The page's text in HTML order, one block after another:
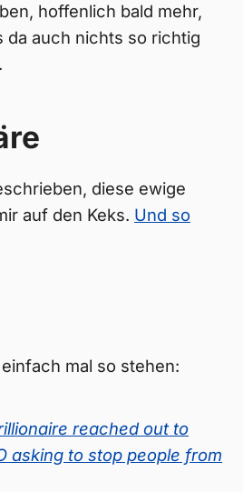
hoffenlich bald mehr,
da auch nichts so richtig
diese ewige
auf den Keks. Und so
mal so stehen:
reached out to
asking to stop people from